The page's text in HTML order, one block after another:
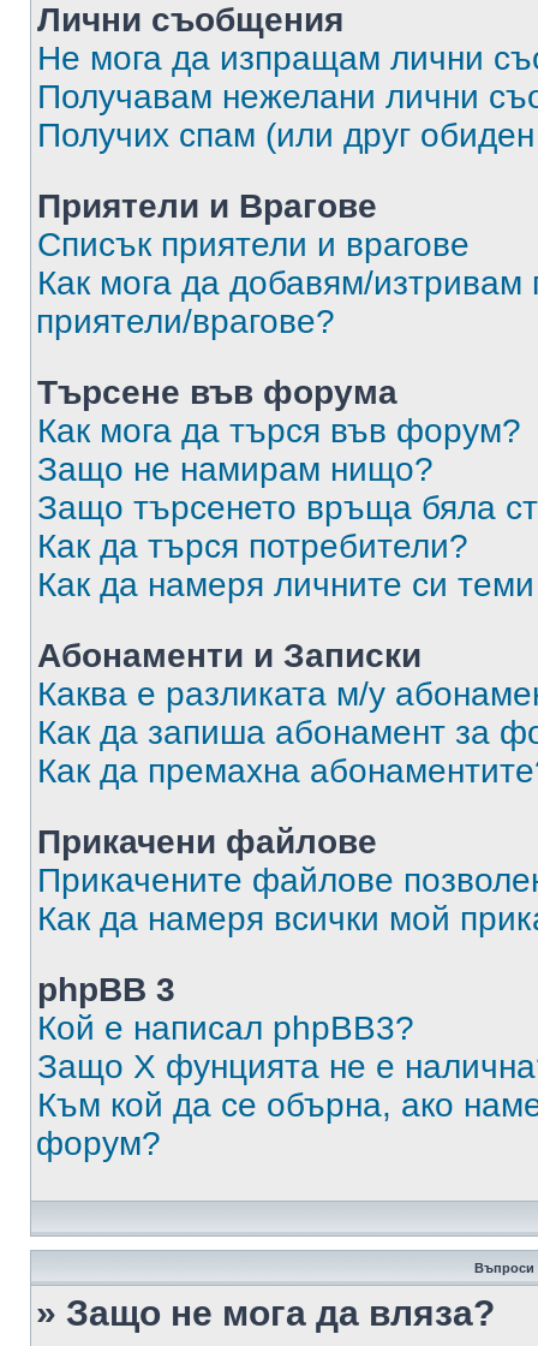
Лични съобщения
Не мога да изпращам лични
Получавам нежелани лични
Получих спам (или друг
Приятели и Врагове
Списък приятели и врагове
Как мога да добавям/изтривам
приятели/врагове?
Търсене във форума
Как мога да търся във форум?
Защо не намирам нищо?
Защо търсенето връща бяла
Как да търся потребители?
Как да намеря личните си
Абонаменти и Записки
Каква е разликата м/у
Как да запиша абонамент за
Как да премахна
Прикачени файлове
Прикачените файлове
Как да намеря всички мой
phpBB 3
Кой е написал phpBB3?
Защо X фунцията не е
Към кой да се обърна, ако
форум?
Въпроси
» Защо не мога да вляза?